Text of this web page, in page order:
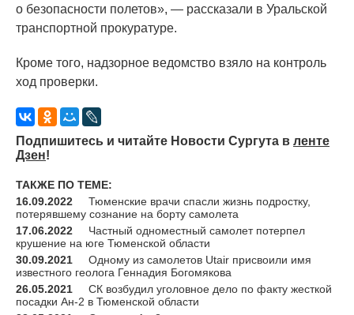
о безопасности полетов», — рассказали в Уральской
транспортной прокуратуре.
Кроме того, надзорное ведомство взяло на контроль
ход проверки.
Подпишитесь и читайте Новости Сургута в ленте
Дзен!
ТАКЖЕ ПО ТЕМЕ:
16.09.2022
Тюменские врачи спасли жизнь подростку,
потерявшему сознание на борту самолета
17.06.2022
Частный одноместный самолет потерпел
крушение на юге Тюменской области
30.09.2021
Одному из самолетов Utair присвоили имя
известного геолога Геннадия Богомякова
26.05.2021
СК возбудил уголовное дело по факту жесткой
посадки Ан-2 в Тюменской области